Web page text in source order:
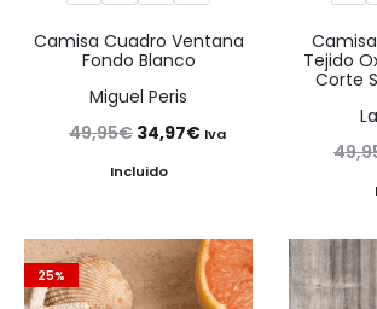
Camisa Cuadro Ventana
Fondo Blanco
Miguel Peris
49,95€ El
precio
era:
49,95€.
34,97€El
es:
34,97€.
Iva
Incluido
Tejido
Corte
25%